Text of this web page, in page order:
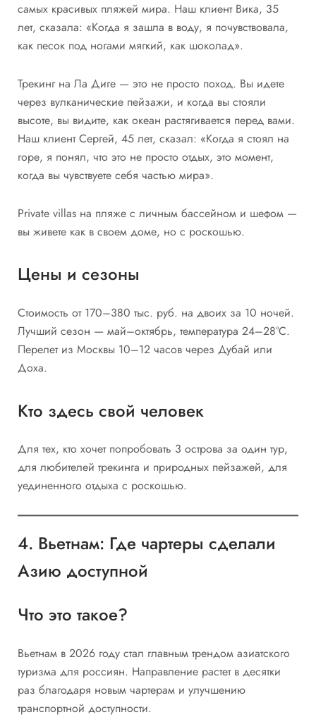
самых красивых пляжей мира. Наш клиент Вика, 35
лет, сказала: «Когда я зашла в воду, я почувствовала,
как песок под ногами мягкий, как шоколад».
Трекинг на Ла Диге — это не просто поход. Вы идете
через вулканические пейзажи, и когда вы стояли
высоте, вы видите, как океан растягивается перед вами.
Наш клиент Сергей, 45 лет, сказал: «Когда я стоял на
горе, я понял, что это не просто отдых, это момент,
когда вы чувствуете себя частью мира».
Private villas на пляже с личным бассейном и шефом —
вы живете как в своем доме, но с роскошью.
Цены и сезоны
Стоимость от 170–380 тыс. руб. на двоих за 10 ночей.
Лучший сезон — май–октябрь, температура 24–28°C.
Перелет из Москвы 10–12 часов через Дубай или
Доха.
Кто здесь свой человек
Для тех, кто хочет попробовать 3 острова за один тур,
для любителей трекинга и природных пейзажей, для
уединенного отдыха с роскошью.
4. Вьетнам: Где чартеры сделали
Азию доступной
Что это такое?
Вьетнам в 2026 году стал главным трендом азиатского
туризма для россиян. Направление растет в десятки
раз благодаря новым чартерам и улучшению
транспортной доступности.